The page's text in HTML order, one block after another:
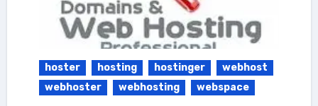
hoster hosting hostinger
webhost
webhoster
webhosting webspace